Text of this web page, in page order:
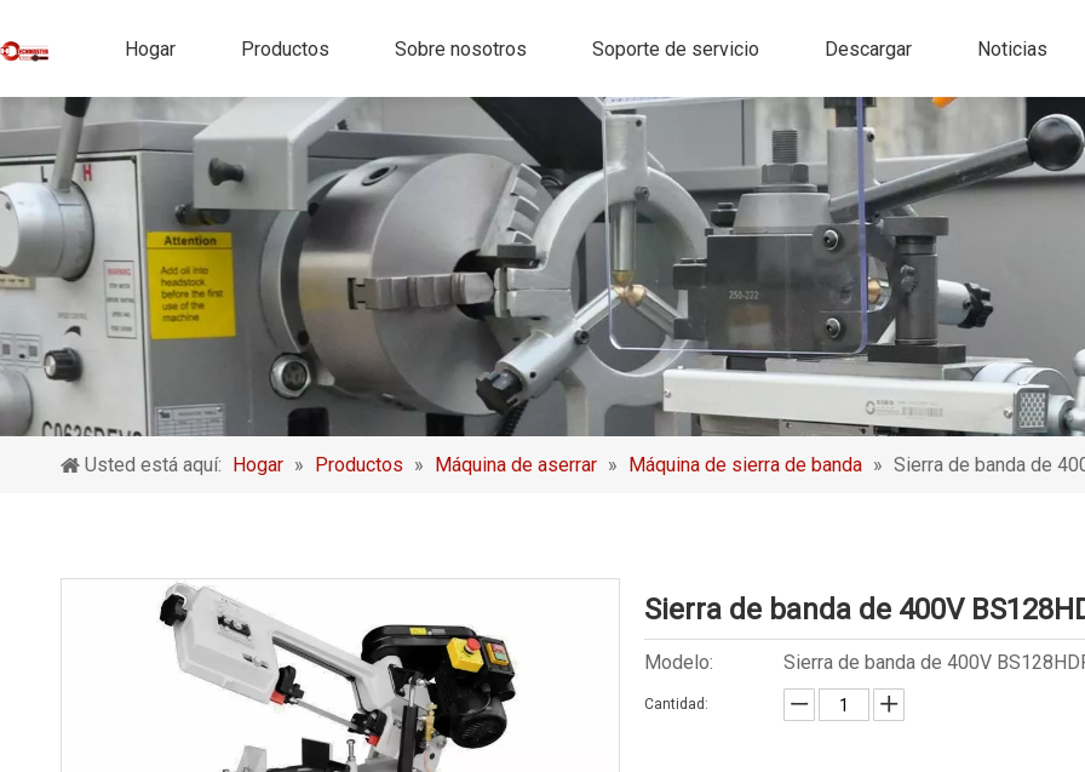
Hogar Productos Sobre nosotros Soporte de servicio Descargar Noticias
Usted está aquí: Hogar » Productos » Máquina de aserrar » Máquina de sierra de banda » Sierra de banda de
Sierra de banda de 400V
Modelo: Sierra de banda de 400V
Cantidad: